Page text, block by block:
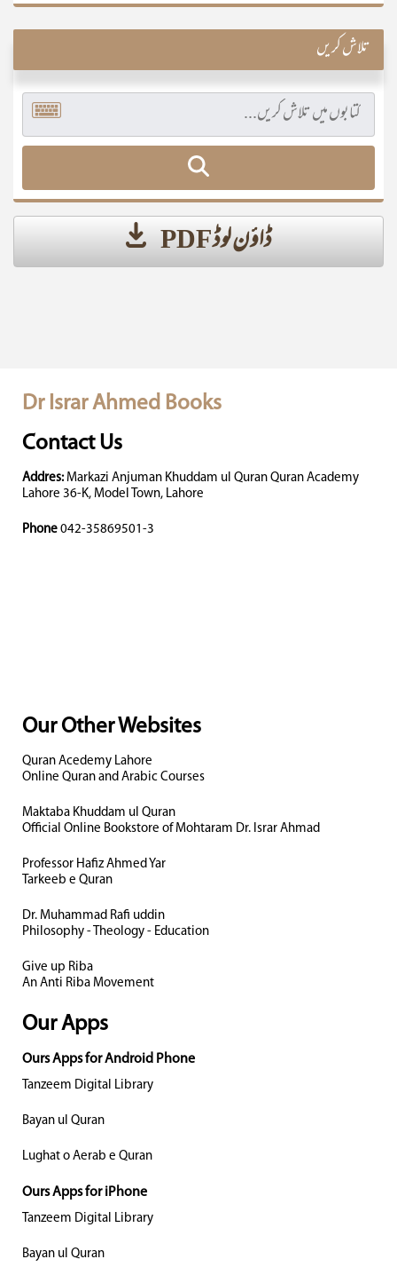
تلاش کریں
ڈاؤن لوڈ PDF
Dr Israr Ahmed Books
Contact Us
Addres: Markazi Anjuman Khuddam ul Quran Quran Academy
Lahore 36-K, Model Town, Lahore
Phone 042-35869501-3
Our Other Websites
Quran Acedemy Lahore
Online Quran and Arabic Courses
Maktaba Khuddam ul Quran
Official Online Bookstore of Mohtaram Dr. Israr Ahmad
Professor Hafiz Ahmed Yar
Tarkeeb e Quran
Dr. Muhammad Rafi uddin
Philosophy - Theology - Education
Give up Riba
An Anti Riba Movement
Our Apps
Ours Apps for Android Phone
Tanzeem Digital Library
Bayan ul Quran
Lughat o Aerab e Quran
Ours Apps for iPhone
Tanzeem Digital Library
Bayan ul Quran